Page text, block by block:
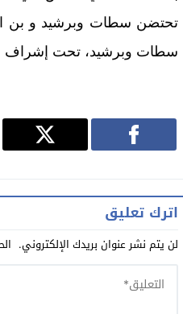
تحتضن سطات وبرشيد و بن
سطات وبرشيد، تحت إشراف
اترك تعليق
لن يتم نشر عنوان بريدك الإلكتروني.